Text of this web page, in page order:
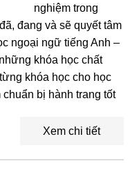
nghiệm trong
đang và sẽ quyết tâm
ngoại ngữ tiếng Anh –
khóa học chất
khóa học cho học
bị hành trang tốt
Xem chi tiết